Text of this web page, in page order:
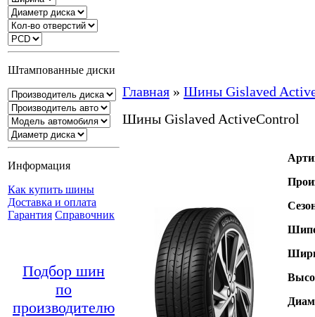
Штампованные диски
Информация
Как купить шины
Доставка и оплата
Гарантия Справочник
Подбор шин
по
производителю
Главная » Шины Gislaved
Шины Gislaved ActiveControl